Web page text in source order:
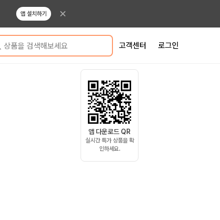
앱 설치하기
상품을 검색해보세요 고객센터 로그인
앱 다운로드 QR
실시간 특가 상품을 확
인하세요.